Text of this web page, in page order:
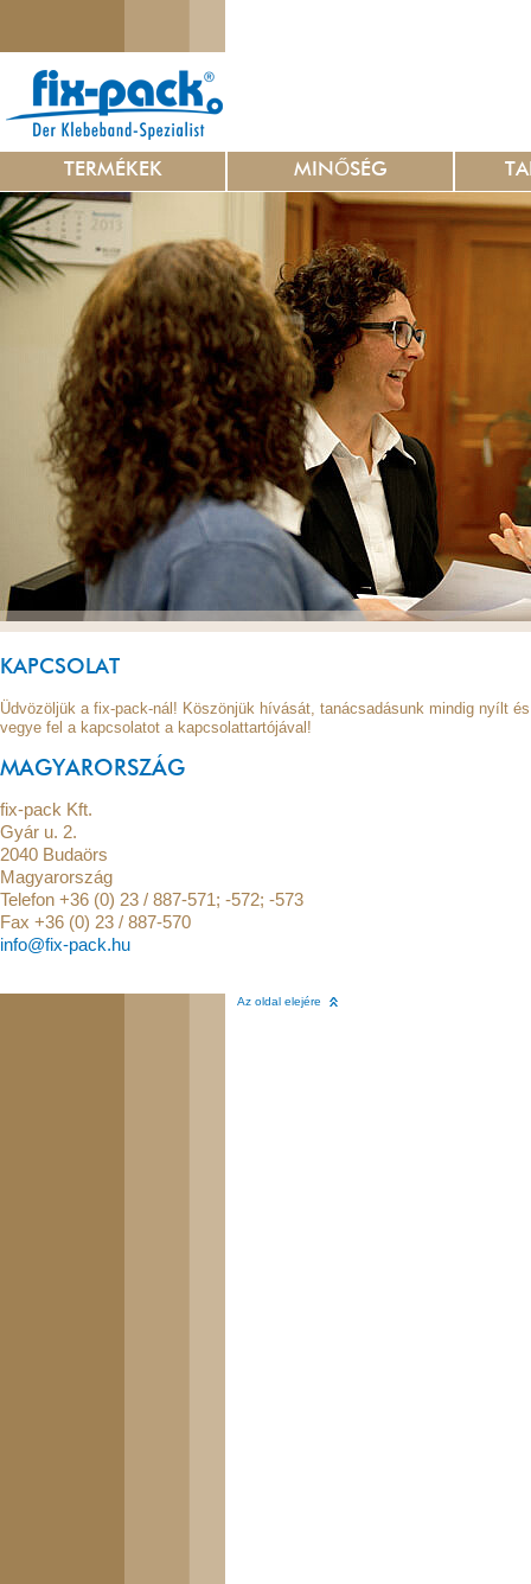
TERMÉKEK MINŐSÉG
KAPCSOLAT
Üdvözöljük a fix-pack-nál! Köszönjük hívását, tanácsadásunk mindig nyílt
vegye fel a kapcsolatot a kapcsolattartójával!
MAGYARORSZÁG
fix-pack Kft.
Gyár u. 2.
2040 Budaörs
Magyarország
Telefon +36 (0) 23 / 887-571; -572; -573
Fax +36 (0) 23 / 887-570
info@fix-pack.hu
Az oldal elejére